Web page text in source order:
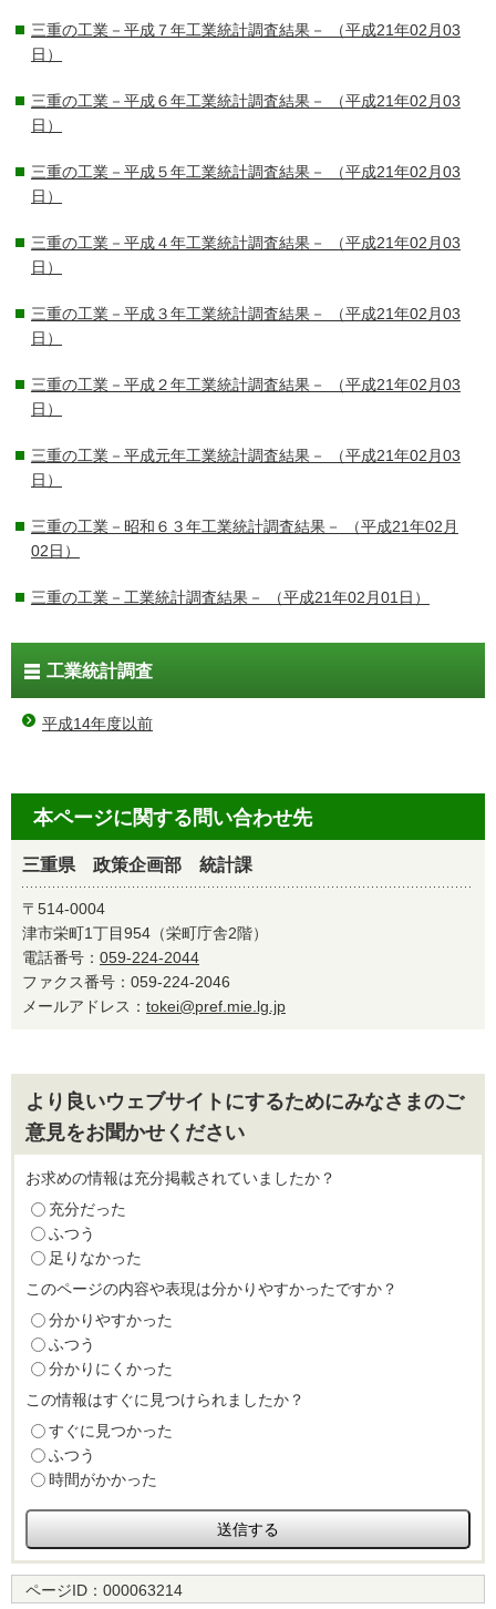
三重の工業－平成７年工業統計調査結果－
（平成21年02月03
日）
三重の工業－平成６年工業統計調査結果－
（平成21年02月03
日）
三重の工業－平成５年工業統計調査結果－
（平成21年02月03
日）
三重の工業－平成４年工業統計調査結果－
（平成21年02月03
日）
三重の工業－平成３年工業統計調査結果－
（平成21年02月03
日）
三重の工業－平成２年工業統計調査結果－
（平成21年02月03
日）
三重の工業－平成元年工業統計調査結果－
（平成21年02月03
日）
三重の工業－昭和６３年工業統計調査結果－
（平成21年02月
02日）
三重の工業－工業統計調査結果－ （平成21年02月01日）
工業統計調査
平成14年度以前
本ページに関する問い合わせ先
三重県 政策企画部 統計課
〒514-0004
津市栄町1丁目954（栄町庁舎2階）
電話番号： 059-224-2044
ファクス番号：059-224-2046
メールアドレス： tokei@pref.mie.lg.jp
より良いウェブサイトにするためにみなさまのご
意見をお聞かせください
お求めの情報は充分掲載されていましたか？
充分だった
ふつう
足りなかった
このページの内容や表現は分かりやすかったですか？
分かりやすかった
ふつう
分かりにくかった
この情報はすぐに見つけられましたか？
すぐに見つかった
ふつう
時間がかかった
ページID： 000063214